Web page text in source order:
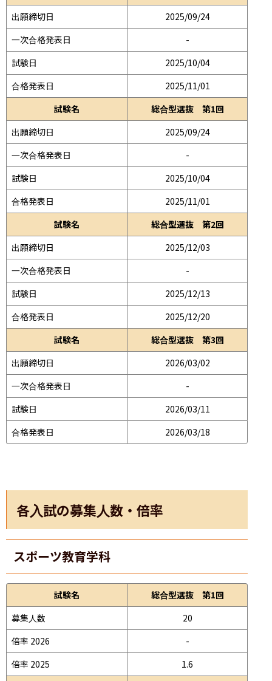
出願締切日
2025/09/24
一次合格発表日
-
試験日
2025/10/04
合格発表日
2025/11/01
試験名
総合型選抜 第1回
出願締切日
2025/09/24
一次合格発表日
-
試験日
2025/10/04
合格発表日
2025/11/01
試験名
総合型選抜 第2回
出願締切日
2025/12/03
一次合格発表日
-
試験日
2025/12/13
合格発表日
2025/12/20
試験名
総合型選抜 第3回
出願締切日
2026/03/02
一次合格発表日
-
試験日
2026/03/11
合格発表日
2026/03/18
各入試の募集人数・倍率
スポーツ教育学科
試験名
総合型選抜 第1回
募集人数
20
倍率 2026
-
倍率 2025
1.6